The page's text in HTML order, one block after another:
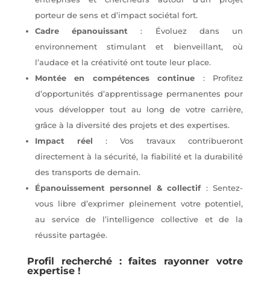
porteur de sens et d’impact sociétal fort.
Cadre épanouissant : Évoluez dans un
environnement stimulant et bienveillant, où
l’audace et la créativité ont toute leur place.
Montée en compétences continue : Profitez
d’opportunités d’apprentissage permanentes pour
vous développer tout au long de votre carrière,
grâce à la diversité des projets et des expertises.
Impact réel : Vos travaux contribueront
directement à la sécurité, la fiabilité et la durabilité
des transports de demain.
Épanouissement personnel & collectif: Sentez-
vous libre d’exprimer pleinement votre potentiel,
au service de l’intelligence collective et de la
réussite partagée.
Profil recherché : faites rayonner votre
expertise !